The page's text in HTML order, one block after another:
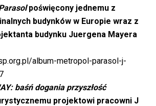
poświęcony jednemu z
budynków w Europie wraz z
budynku Juergena Mayera
album-metropol-parasol-j-
baśń dogania przyszłość
projektowi pracowni J